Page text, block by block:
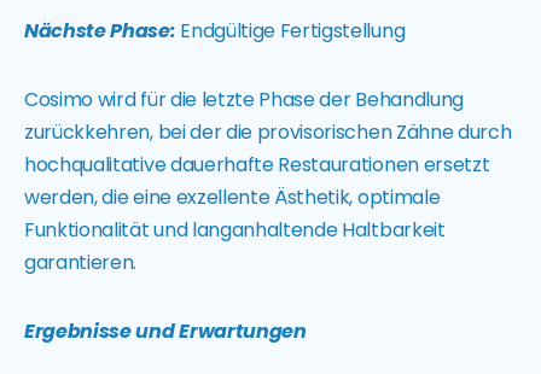
Nächste Phase: Endgültige Fertigstellung
Cosimo wird für die letzte Phase der Behandlung
zurückkehren, bei der die provisorischen Zähne durch
hochqualitative dauerhafte Restaurationen ersetzt
werden, die eine exzellente Ästhetik, optimale
Funktionalität und langanhaltende Haltbarkeit
garantieren.
Ergebnisse und Erwartungen